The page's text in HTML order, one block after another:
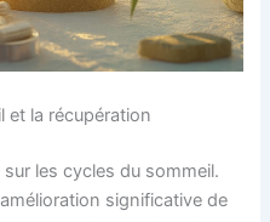
et la récupération
les cycles du sommeil.
significative de